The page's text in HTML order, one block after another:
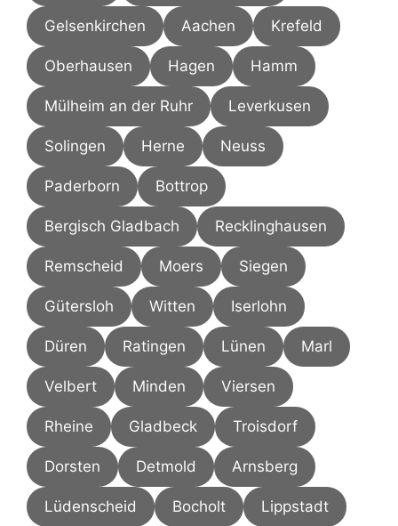
Gelsenkirchen Aachen Krefeld
Oberhausen Hagen Hamm
Mülheim an der Ruhr Leverkusen
Solingen Herne Neuss
Paderborn Bottrop
Bergisch Gladbach Recklinghausen
Remscheid Moers Siegen
Gütersloh Witten Iserlohn
Düren Ratingen Lünen Marl
Velbert Minden Viersen
Rheine Gladbeck Troisdorf
Dorsten Detmold Arnsberg
Lüdenscheid Bocholt Lippstadt